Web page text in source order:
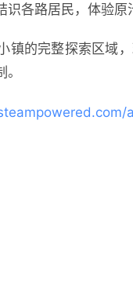
各路居民，体验原
镇的完整探索区域